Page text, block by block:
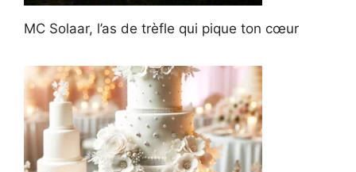
MC Solaar, l’as de trèfle qui pique ton cœur